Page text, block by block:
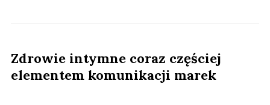
Zdrowie intymne coraz częściej
elementem komunikacji marek